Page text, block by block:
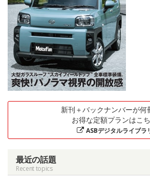
新刊＋バックナンバーが何
お得な定額プランはこ
ASBデジタルライブラ
最近の話題
Recent topics